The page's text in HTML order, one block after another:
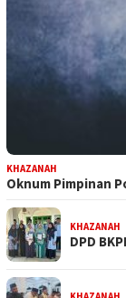
KHAZANAH
Oknum Pimpinan
KHAZANAH
DPD